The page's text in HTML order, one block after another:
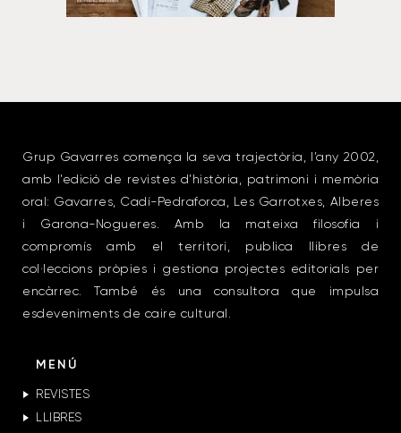
Grup Gavarres comença la seva trajectòria, l’any 2002,
amb l’edició de revistes d’història, patrimoni i memòria
oral: Gavarres, Cadí-Pedraforca, Les Garrotxes, Alberes
i Garona-Nogueres. Amb la mateixa filosofia i
compromís amb el territori, publica llibres de
col·leccions pròpies i gestiona projectes editorials per
encàrrec. També és una consultora que impulsa
esdeveniments de caire cultural.
MENÚ
REVISTES
LLIBRES